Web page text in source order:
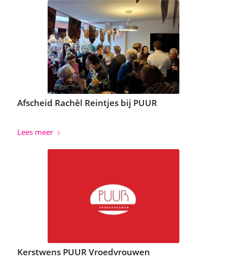
Afscheid Rachèl Reintjes bij PUUR
Lees meer
Kerstwens PUUR Vroedvrouwen